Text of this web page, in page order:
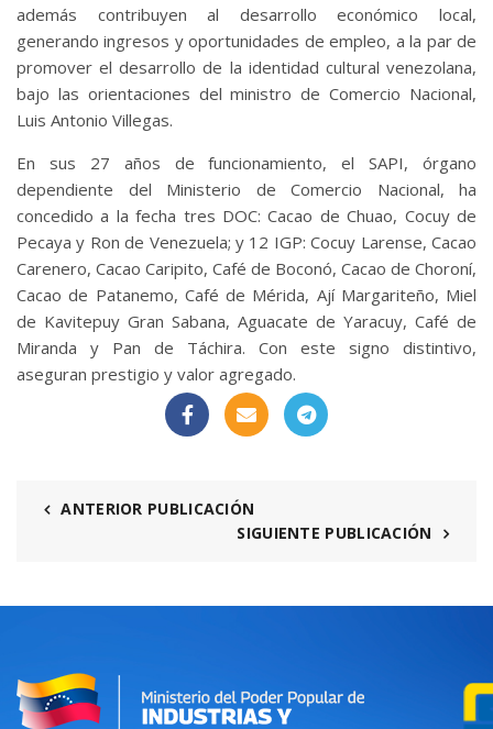
además contribuyen al desarrollo económico local,
generando ingresos y oportunidades de empleo, a la par de
promover el desarrollo de la identidad cultural venezolana,
bajo las orientaciones del ministro de Comercio Nacional,
Luis Antonio Villegas.
En sus 27 años de funcionamiento, el SAPI, órgano
dependiente del Ministerio de Comercio Nacional, ha
concedido a la fecha tres DOC: Cacao de Chuao, Cocuy de
Pecaya y Ron de Venezuela; y 12 IGP: Cocuy Larense, Cacao
Carenero, Cacao Caripito, Café de Boconó, Cacao de Choroní,
Cacao de Patanemo, Café de Mérida, Ají Margariteño, Miel
de Kavitepuy Gran Sabana, Aguacate de Yaracuy, Café de
Miranda y Pan de Táchira. Con este signo distintivo,
aseguran prestigio y valor agregado.
ANTERIOR PUBLICACIÓN
SIGUIENTE PUBLICACIÓN